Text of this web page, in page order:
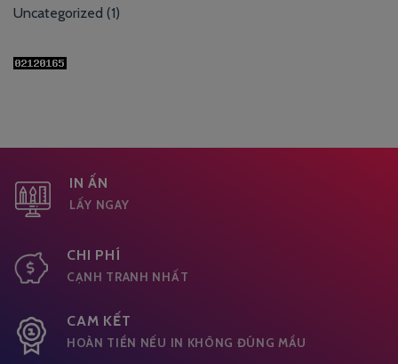
Uncategorized (1)
IN ẤN
LẤY NGAY
CHI PHÍ
CẠNH TRANH NHẤT
CAM KẾT
HOÀN TIỀN NẾU IN KHÔNG ĐÚNG MẦU